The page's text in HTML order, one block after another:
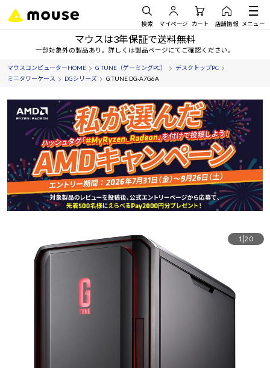
検索 マイページ カート 店舗情報 メニュー
マウスは3年保証で送料無料
一部対象外の製品あり。詳しくは製品ページにてご確認ください。
マウスコンピューターHOME G TUNE（ゲーミングPC）
デスクトップPC
ミニタワーケース
DGシリーズ G TUNE DG-A7G6A
1 20